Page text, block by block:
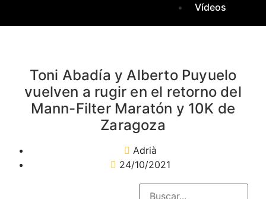
Vídeos
Toni Abadía y Alberto Puyuelo
vuelven a rugir en el retorno del
Mann-Filter Maratón y 10K de
Zaragoza
Adrià
24/10/2021